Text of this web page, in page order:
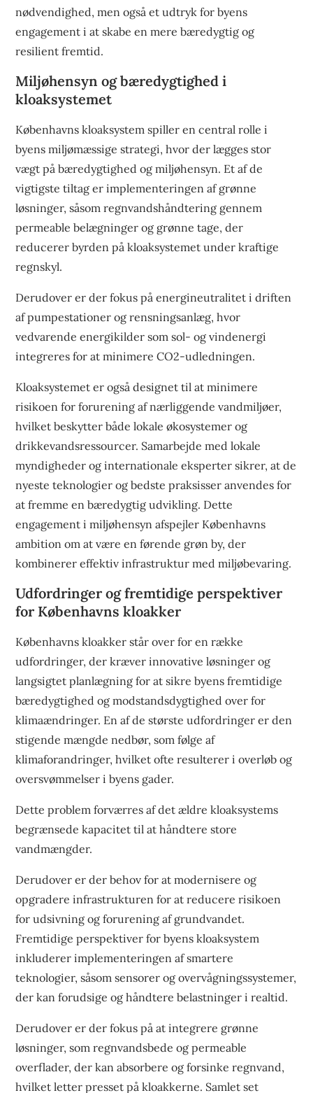
nødvendighed, men også et udtryk for byens
engagement i at skabe en mere bæredygtig og
resilient fremtid.
Miljøhensyn og bæredygtighed i
kloaksystemet
Københavns kloaksystem spiller en central rolle i
byens miljømæssige strategi, hvor der lægges stor
vægt på bæredygtighed og miljøhensyn. Et af de
vigtigste tiltag er implementeringen af grønne
løsninger, såsom regnvandshåndtering gennem
permeable belægninger og grønne tage, der
reducerer byrden på kloaksystemet under kraftige
regnskyl.
Derudover er der fokus på energineutralitet i driften
af pumpestationer og rensningsanlæg, hvor
vedvarende energikilder som sol- og vindenergi
integreres for at minimere CO2-udledningen.
Kloaksystemet er også designet til at minimere
risikoen for forurening af nærliggende vandmiljøer,
hvilket beskytter både lokale økosystemer og
drikkevandsressourcer. Samarbejde med lokale
myndigheder og internationale eksperter sikrer, at de
nyeste teknologier og bedste praksisser anvendes for
at fremme en bæredygtig udvikling. Dette
engagement i miljøhensyn afspejler Københavns
ambition om at være en førende grøn by, der
kombinerer effektiv infrastruktur med miljøbevaring.
Udfordringer og fremtidige perspektiver
for Københavns kloakker
Københavns kloakker står over for en række
udfordringer, der kræver innovative løsninger og
langsigtet planlægning for at sikre byens fremtidige
bæredygtighed og modstandsdygtighed over for
klimaændringer. En af de største udfordringer er den
stigende mængde nedbør, som følge af
klimaforandringer, hvilket ofte resulterer i overløb og
oversvømmelser i byens gader.
Dette problem forværres af det ældre kloaksystems
begrænsede kapacitet til at håndtere store
vandmængder.
Derudover er der behov for at modernisere og
opgradere infrastrukturen for at reducere risikoen
for udsivning og forurening af grundvandet.
Fremtidige perspektiver for byens kloaksystem
inkluderer implementeringen af smartere
teknologier, såsom sensorer og overvågningssystemer,
der kan forudsige og håndtere belastninger i realtid.
Derudover er der fokus på at integrere grønne
løsninger, som regnvandsbede og permeable
overflader, der kan absorbere og forsinke regnvand,
hvilket letter presset på kloakkerne. Samlet set